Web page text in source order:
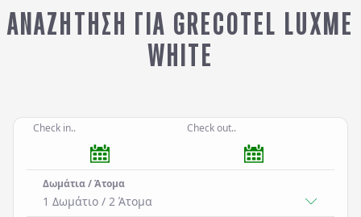
ΑΝΑΖΉΤΗΣΗ ΓΙΑ GRECOTEL LUXME
WHITE
Check in.. Check out..
Δωμάτια / Άτομα
1 Δωμάτιο / 2 Άτομα